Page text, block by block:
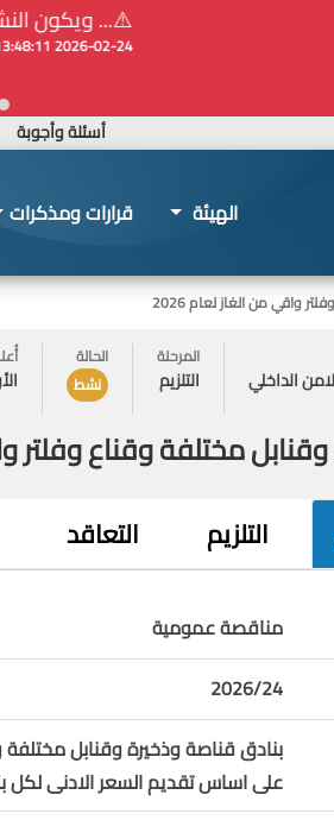
على المنصة الإلكترونيّة المركزيّة لدى هيئة
أسئلة وأجوبة
الهيئة قرارات ومذكرات
واقي من الغاز لعام 2026
الداخلي
المرحلة
التلزيم
الحالة
نشط
مختلفة وقناع وفلتر
التلزيم التعاقد
مناقصة عمومية
2026/24
على اساس تقديم السعر الادنى